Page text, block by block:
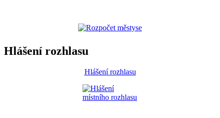
Hlášení rozhlasu
Hlášení rozhlasu